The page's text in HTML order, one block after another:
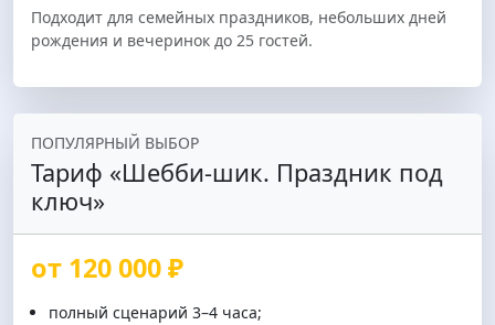
Подходит для семейных праздников, небольших дней
рождения и вечеринок до 25 гостей.
ПОПУЛЯРНЫЙ ВЫБОР
Тариф «Шебби-шик. Праздник под
ключ»
от 120 000 ₽
полный сценарий 3–4 часа;